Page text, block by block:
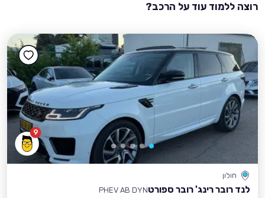
רוצה ללמוד עוד על הרכב?
9
חולון
לנד רובר רינג' רובר ספורטPHEV AB DYN